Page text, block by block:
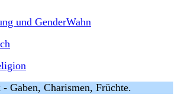
und GenderWahn
Gaben, Charismen, Früchte.